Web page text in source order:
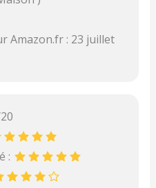
Amazon.fr : 23 juillet
: